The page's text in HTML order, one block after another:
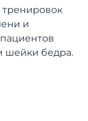
и
шейки бедра.